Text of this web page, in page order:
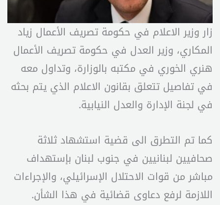
زار وزير الاعلام في حكومة تصريف الأعمال زياد
المكاري، وزير العدل في حكومة تصريف الأعمال
هنري الخوري في مكتبه بالوزارة، وتداول معه
في تفاصيل تتعلق بقانون الاعلام الذي يتم بحثه
في لجنة الإدارة والعدل النيابية.
كما تم التطرق الى قضية استشهاد ثلاثة
صحافيين لبنانيين في جنوب لبنان بإستهداف
مباشر من قوات الاحتلال الإسرائيلي، والإجراءات
اللازمة لرفع دعاوى قضائية في هذا الشأن.